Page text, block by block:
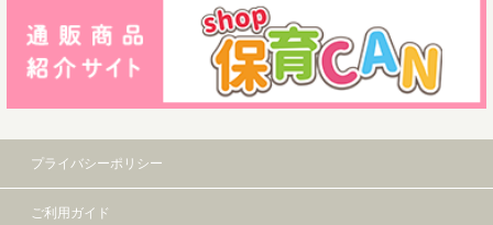
プライバシーポリシー
ご利用ガイド